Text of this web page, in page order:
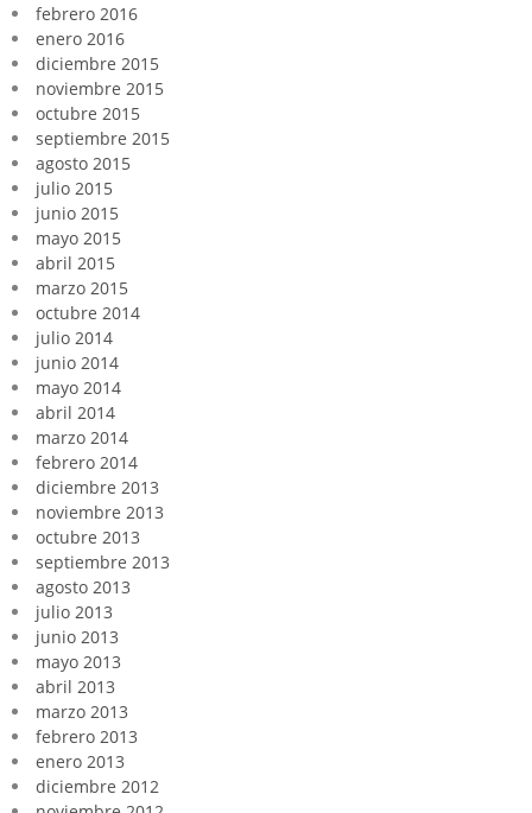
febrero 2016
enero 2016
diciembre 2015
noviembre 2015
octubre 2015
septiembre 2015
agosto 2015
julio 2015
junio 2015
mayo 2015
abril 2015
marzo 2015
octubre 2014
julio 2014
junio 2014
mayo 2014
abril 2014
marzo 2014
febrero 2014
diciembre 2013
noviembre 2013
octubre 2013
septiembre 2013
agosto 2013
julio 2013
junio 2013
mayo 2013
abril 2013
marzo 2013
febrero 2013
enero 2013
diciembre 2012